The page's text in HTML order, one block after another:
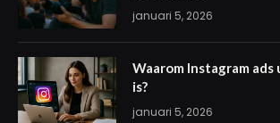
januari 5, 2026
Waarom Instagram
is?
januari 5, 2026